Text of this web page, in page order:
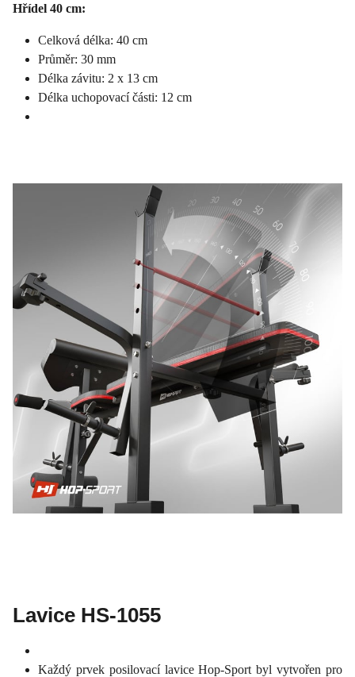
Hřídel 40 cm:
Celková délka: 40 cm
Průměr: 30 mm
Délka závitu: 2 x 13 cm
Délka uchopovací části: 12 cm
Lavice HS-1055
Každý prvek posilovací lavice Hop-Sport byl vytvořen pro